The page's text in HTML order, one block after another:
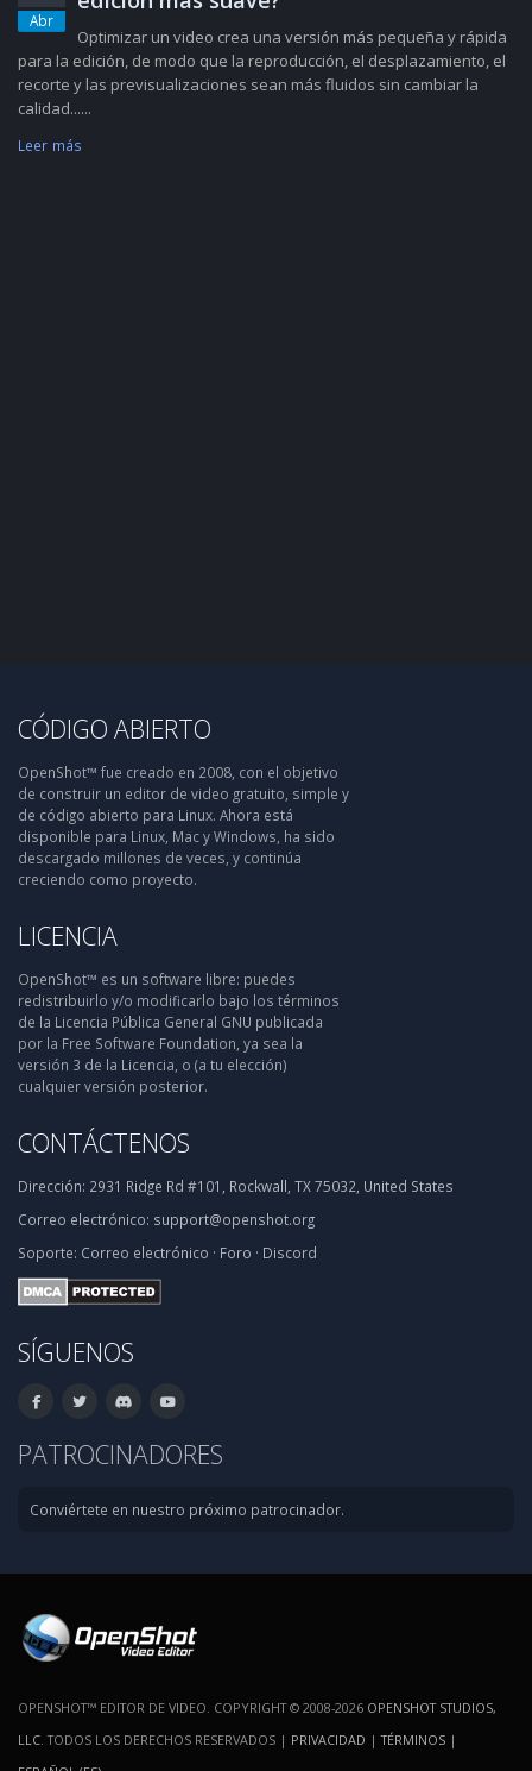
Abr
Optimizar un video crea una versión más pequeña y rápida
para la edición, de modo que la reproducción, el desplazamiento, el
recorte y las previsualizaciones sean más fluidos sin cambiar la
calidad......
Leer más
CÓDIGO ABIERTO
OpenShot™ fue creado en 2008, con el objetivo
de construir un editor de video gratuito, simple y
de código abierto para Linux. Ahora está
disponible para Linux, Mac y Windows, ha sido
descargado millones de veces, y continúa
creciendo como proyecto.
LICENCIA
OpenShot™ es un software libre: puedes
redistribuirlo y/o modificarlo bajo los términos
de la Licencia Pública General GNU publicada
por la Free Software Foundation, ya sea la
versión 3 de la Licencia, o (a tu elección)
cualquier versión posterior.
CONTÁCTENOS
Dirección: 2931 Ridge Rd #101, Rockwall, TX 75032, United States
Correo electrónico: support@openshot.org
Soporte: Correo electrónico · Foro · Discord
SÍGUENOS
PATROCINADORES
Conviértete en nuestro próximo patrocinador.
OPENSHOT™ EDITOR DE VIDEO. COPYRIGHT © 2008-2026 OPENSHOT STUDIOS,
LLC . TODOS LOS DERECHOS RESERVADOS | PRIVACIDAD |TÉRMINOS |